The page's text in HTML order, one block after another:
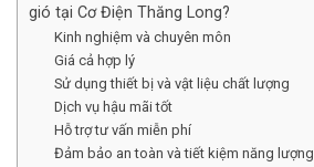
gió tại Cơ Điện Thăng Long?
Kinh nghiệm và chuyên môn
Giá cả hợp lý
Sử dụng thiết bị và vật liệu chất lượng
Dịch vụ hậu mãi tốt
Hỗ trợ tư vấn miễn phí
Đảm bảo an toàn và tiết kiệm năng lượng